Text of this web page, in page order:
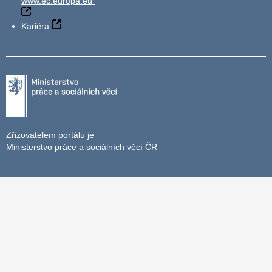
Kariéra
Zřizovatelem portálu je
Ministerstvo práce a sociálních věcí ČR